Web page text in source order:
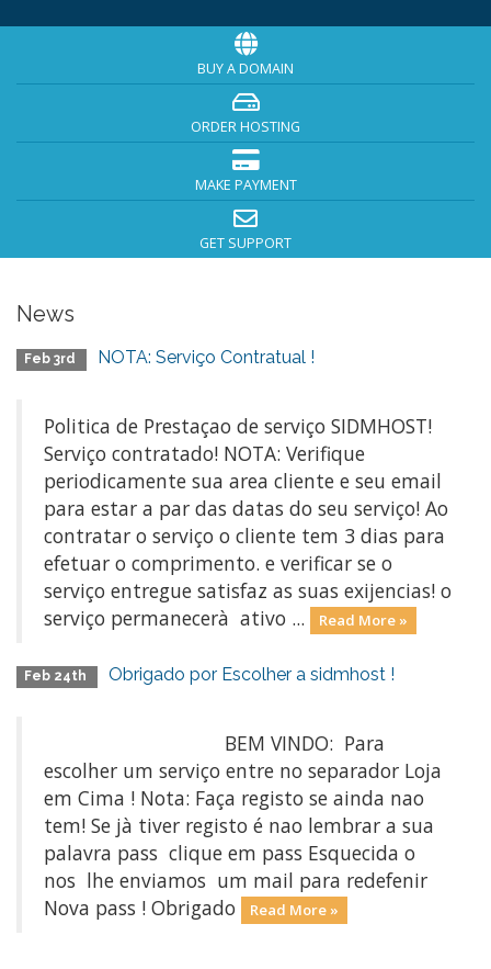
BUY A DOMAIN
ORDER HOSTING
MAKE PAYMENT
GET SUPPORT
News
Feb 3rd NOTA: Serviço Contratual !
Politica de Prestaçao de serviço SIDMHOST!
Serviço contratado! NOTA: Verifique
periodicamente sua area cliente e seu email
para estar a par das datas do seu serviço! Ao
contratar o serviço o cliente tem 3 dias para
efetuar o comprimento. e verificar se o
serviço entregue satisfaz as suas exijencias! o
serviço permanecerà ativo ...
Read More »
Feb 24th Obrigado por Escolher a sidmhost !
BEM VINDO: Para
escolher um serviço entre no separador Loja
em Cima ! Nota: Faça registo se ainda nao
tem! Se jà tiver registo é nao lembrar a sua
palavra pass clique em pass Esquecida o
nos lhe enviamos um mail para redefenir
Nova pass ! Obrigado
Read More »